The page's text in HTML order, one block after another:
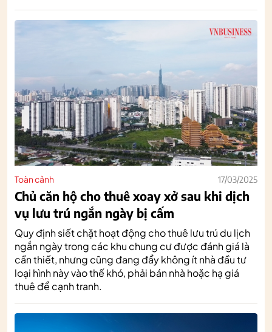
Toàn cảnh 17/03/2025
Chủ căn hộ cho thuê xoay xở sau khi dịch
vụ lưu trú ngắn ngày bị cấm
Quy định siết chặt hoạt động cho thuê lưu trú du lịch
ngắn ngày trong các khu chung cư được đánh giá là
cần thiết, nhưng cũng đang đẩy không ít nhà đầu tư
loại hình này vào thế khó, phải bán nhà hoặc hạ giá
thuê để cạnh tranh.